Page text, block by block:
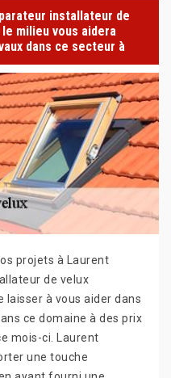
installateur de
milieu vous aidera
dans ce secteur à
projets à Laurent
de velux
laisser à vous aider dans
ce domaine à des prix
mois-ci. Laurent
une touche